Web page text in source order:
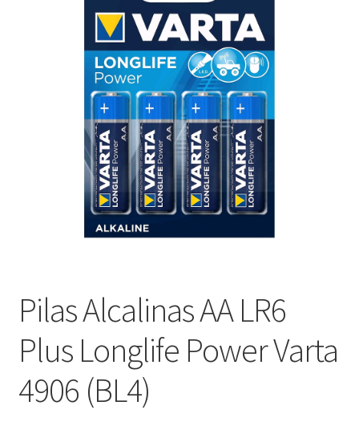
Contacta con nosotros
Pilas Alcalinas AA LR6
Plus Longlife Power Varta
4906 (BL4)